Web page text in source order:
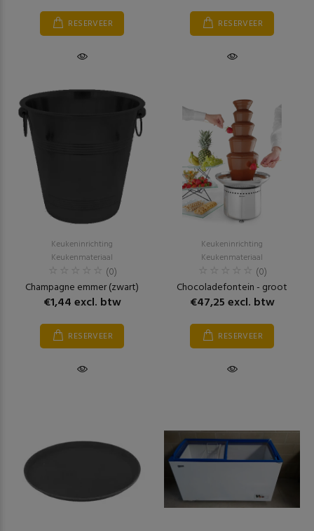
RESERVEER RESERVEER
Keukeninrichting
Keukenmateriaal
(0)
Champagne emmer (zwart)
€1,44 excl. btw
RESERVEER
Keukeninrichting
Keukenmateriaal
(0)
Chocoladefontein - groot
€47,25 excl. btw
RESERVEER